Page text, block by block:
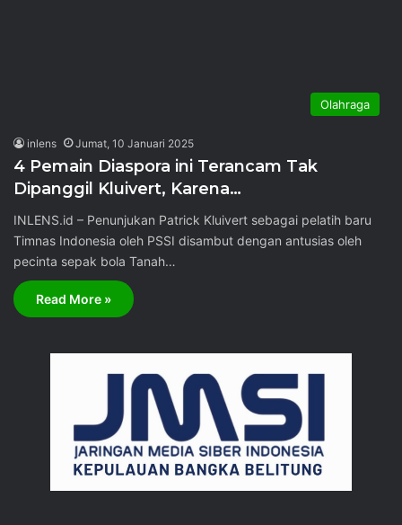
Olahraga
inlens Jumat, 10 Januari 2025
4 Pemain Diaspora ini Terancam Tak
Dipanggil Kluivert, Karena…
INLENS.id – Penunjukan Patrick Kluivert sebagai pelatih baru
Timnas Indonesia oleh PSSI disambut dengan antusias oleh
pecinta sepak bola Tanah…
Read More »